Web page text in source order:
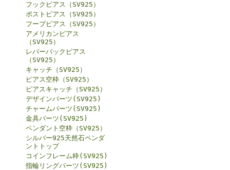
フックピアス（SV925）
ポストピアス（SV925）
フープピアス（SV925）
アメリカンピアス
（SV925）
レバーバックピアス
（SV925）
キャッチ（SV925）
ピアス空枠（SV925）
ピアスキャッチ（SV925）
デザインパーツ(SV925)
チャームパーツ(SV925)
金具パーツ(SV925)
ペンダント空枠（SV925）
シルバー925天然石ペンダ
ントトップ
コインフレーム枠(SV925)
指輪リングパーツ(SV925)